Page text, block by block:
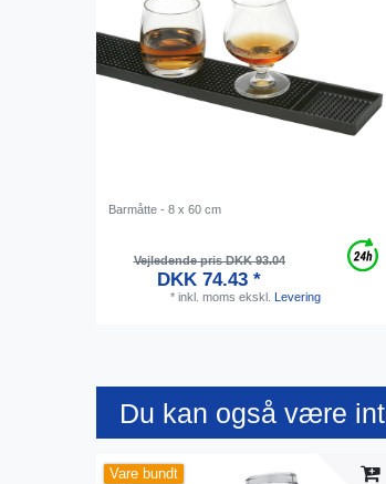
Barmåtte - 8 x 60 cm
Vejledende pris DKK 93.04
DKK 74.43 *
* inkl. moms ekskl. Levering
Du kan også være
Vare bundt